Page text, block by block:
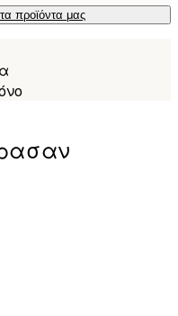
προϊόντα μας